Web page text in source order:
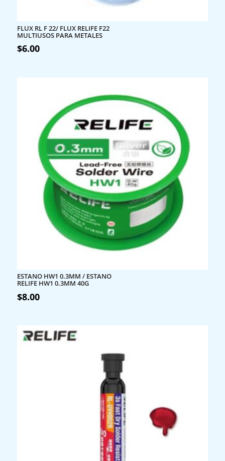
FLUX RL F 22/ FLUX RELIFE F22
MULTIUSOS PARA METALES
$6.00
ESTANO HW1 0.3MM / ESTANO
RELIFE HW1 0.3MM 40G
$8.00